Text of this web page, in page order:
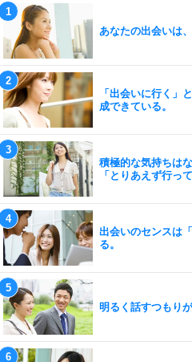
あなたの出会いは
「出会いに行く」
成できている。
積極的な気持ちはな
「とりあえず行っ
出会いのセンスは
る。
明るく話すつもり